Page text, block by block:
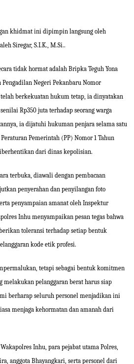
khidmat ini dipimpin langsung oleh
Siregar, S.I.K., M.Si..
tidak hormat adalah Bripka Teguh Yona
Negeri Pekanbaru Nomor
berkekuatan hukum tetap, ia dinyatakan
Rp350 juta terhadap seorang warga
ia dijatuhi hukuman penjara selama satu
Pemerintah (PP) Nomor 1 Tahun
dari dinas kepolisian.
terbuka, diawali dengan pembacaan
penyerahan dan penyilangan foto
penyampaian amanat oleh Inspektur
Inhu menyampaikan pesan tegas bahwa
toleransi terhadap setiap bentuk
kode etik profesi.
tetapi sebagai bentuk komitmen
melakukan pelanggaran berat harus siap
berharap seluruh personel menjadikan ini
menjaga kehormatan dan amanah dari
Inhu, para pejabat utama Polres,
anggota Bhayangkari, serta personel dari